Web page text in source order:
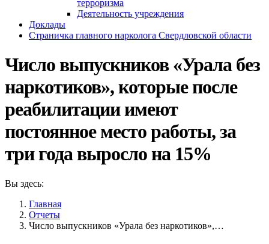
терроризма
Деятельность учреждения
Доклады
Страничка главного нарколога Свердловской области
Число выпускников «Урала без
наркотиков», которые после
реабилитации имеют
постоянное место работы, за
три года выросло на 15%
Вы здесь:
Главная
Отчеты
Число выпускников «Урала без наркотиков»,…